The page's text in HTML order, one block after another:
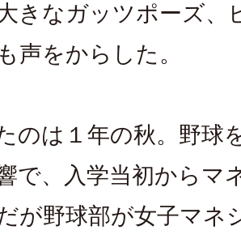
きなガッツポーズ、
声をからした。
のは１年の秋。野球
で、入学当初からマ
が野球部が女子マネ